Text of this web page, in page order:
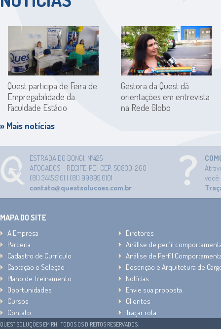
Quest participa de Feira de
Empregabilidade da
Faculdade Estácio
Gestora da Quest dá
orientações em entrevista
na Rede Globo
» Mais notícias
ESTRADA DO BONGI, Nº425
AFOGADOS - RECIFE-PE | CEP: 50830-260
(81) 3445.5101 | (81) 99895.0101
contato@questsolucoes.com.br
você
MAPA DO SITE
A Empresa
Diretores
Parceria
Análise de perfil
Cadastro de Currículo
Análise de Perfil
Captação e Seleção
Descrição e Arquitetura de
Plano de Treinamento
Notícias
Oportunidades
Envie sua proposta
Cursos
Clientes
Contato
Traçar rota
QUEST SOLUÇÕES EM RH | TODOS OS DIREITOS RESERVADOS.